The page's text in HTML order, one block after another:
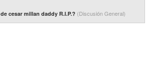
cesar millan daddy R.I.P.? (Discusión General)